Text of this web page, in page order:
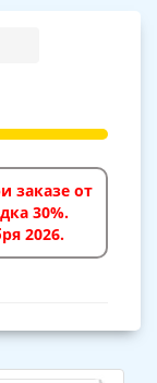
заказе от
30%.
2026.